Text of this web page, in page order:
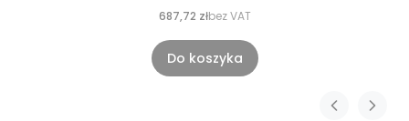
687,72 złbez VAT
Do koszyka